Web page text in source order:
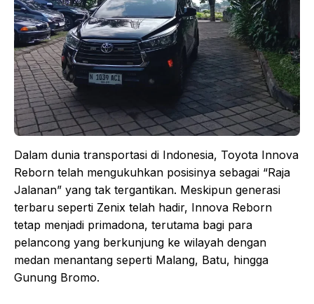
Dalam dunia transportasi di Indonesia, Toyota Innova
Reborn telah mengukuhkan posisinya sebagai “Raja
Jalanan” yang tak tergantikan. Meskipun generasi
terbaru seperti Zenix telah hadir, Innova Reborn
tetap menjadi primadona, terutama bagi para
pelancong yang berkunjung ke wilayah dengan
medan menantang seperti Malang, Batu, hingga
Gunung Bromo.